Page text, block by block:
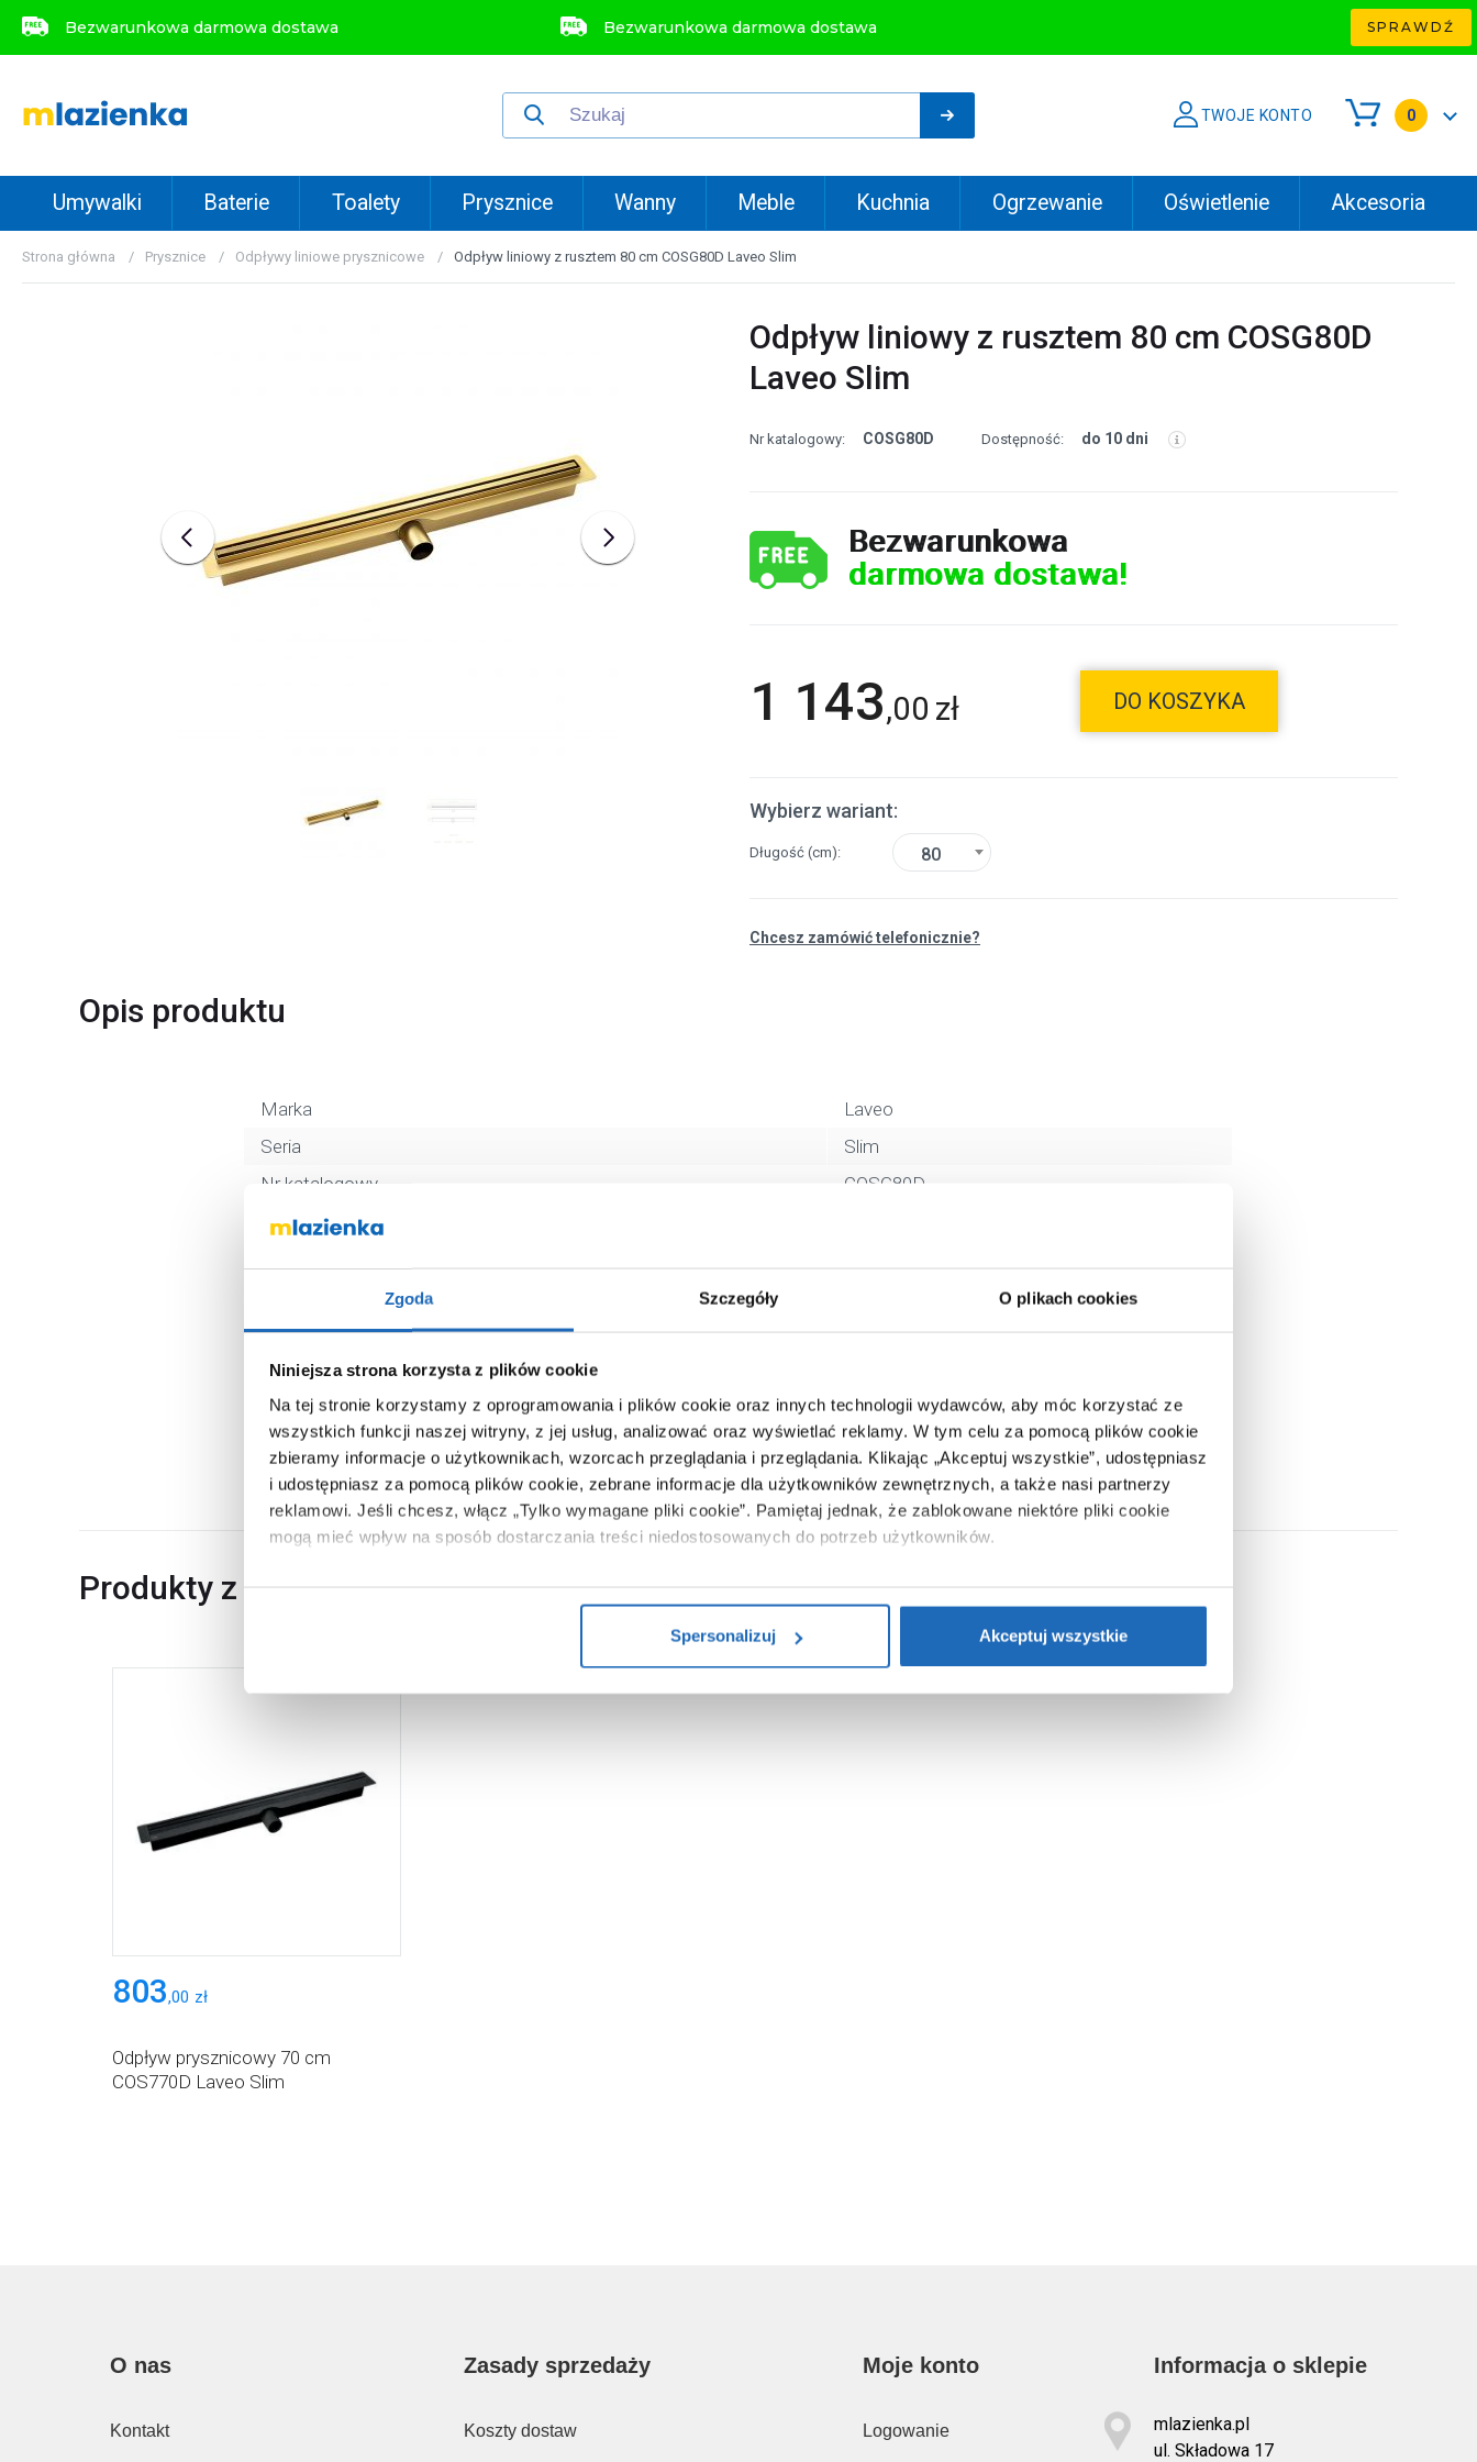
Zgoda Szczegóły O plikach cookies
Niniejsza strona korzysta z plików cookie
Na tej stronie korzystamy z oprogramowania i plików cookie oraz innych technologii wydawców, aby móc korzystać ze
wszystkich funkcji naszej witryny, z jej usług, analizować oraz wyświetlać reklamy. W tym celu za pomocą plików cookie
zbieramy informacje o użytkownikach, wzorcach przeglądania i przeglądania. Klikając „Akceptuj wszystkie”, udostępniasz
i udostępniasz za pomocą plików cookie, zebrane informacje dla użytkowników zewnętrznych, a także nasi partnerzy
reklamowi. Jeśli chcesz, włącz „Tylko wymagane pliki cookie”. Pamiętaj jednak, że zablokowane niektóre pliki cookie
mogą mieć wpływ na sposób dostarczania treści niedostosowanych do potrzeb użytkowników.
Aby uzyskać więcej informacji na temat plików plików cookie, kliknij „Ustawienia plików cookie”.Jeśli chcesz uzyskać
Spersonalizuj
Akceptuj wszystkie
Bezwarunkowa darmowa dostawa Bezwarunkowa darmowa dostawa SPRAWDŹ
TWOJE KONTO 0
Umywalki Baterie Toalety Prysznice Wanny Meble Kuchnia Ogrzewanie Oświetlenie Akcesoria
Strona główna Prysznice Odpływy liniowe prysznicowe Odpływ liniowy z rusztem 80 cm COSG80D Laveo Slim
Odpływ liniowy z rusztem 80 cm COSG80D
Laveo Slim
Nr katalogowy: COSG80D Dostępność: do 10 dni
Bezwarunkowa
darmowa dostawa!
1 143,00 zł DO KOSZYKA
Wybierz wariant:
Długość (cm) 80
Chcesz zamówić telefonicznie?
Opis produktu
Marka
Laveo
Seria
Slim
Nr katalogowy
COSG80D
Rodzaj
Kod EAN
5907791190239
Wymiary z opakowaniem
Waga z opakowaniem
2,74 kg
Dane producenta
Zobacz
Produkty z serii
803,00 zł
Odpływ prysznicowy 70 cm
COS770D Laveo Slim
O nas
Kontakt
Zasady sprzedaży
Koszty dostaw
Moje konto
Logowanie
Informacja o sklepie
mlazienka.pl
ul. Składowa 17